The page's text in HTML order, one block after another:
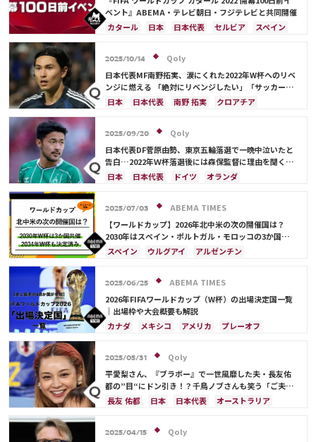
ベント』ABEMA・テレビ朝日・フジテレビと共同開催
カタール
日本 日本代表 セルビア
スペイン
コスタリカ
久保 建英
デンマーク
ベルギー クロアチア
オランダ
ポルトガル
ブラジル ウルグアイ
メキシコ
ガーナ
セネガル カメルーン
韓国
2025/10/14
Qoly
日本代表MF南野拓実、涙にくれた2022年W杯へのリベ
ンジに燃える 「絶対にリベンジしたい」「サッカー人
生をかけた戦い」
日本 日本代表 南野 拓実
クロアチア
谷 晃生
吉田 麻也 谷口 彰悟
2025/09/20
Qoly
日本代表DF菅原由勢、東京五輪落選で一晩中泣いたと
告白…2022年Ｗ杯落選後には森保監督に理由を聞く
「受け入れるのは難しかった」
日本 日本代表 ドイツ オランダ
2025/07/03
ABEMA TIMES
【ワールドカップ】2026年北中米の次の開催国は？
2030年はスペイン・ポルトガル・モロッコの3か国共
催！ ウルグアイ・アルゼンチン・パラグアイでも限定
スペイン ウルグアイ
アルゼンチン
サウジアラビア
メキシコ アメリカ
イングランド
日本 カナダ 韓国
セルビア
スイス
オーストラリア
2025/06/25
ABEMA TIMES
2026年FIFAワールドカップ（W杯）の出場決定国一覧
｜出場枠や大会概要も解説
カナダ
メキシコ アメリカ
プレーオフ
エクアドル
オーストラリア
2025/05/31
Qoly
平愛梨さん、『ブラボー』で一世風靡した夫・長友佑
都の”目“にドン引き！？千鳥ノブさんも笑う「ご夫人
から見ても…」
長友 佑都 日本 日本代表
オーストラリア
2025/04/15
Qoly